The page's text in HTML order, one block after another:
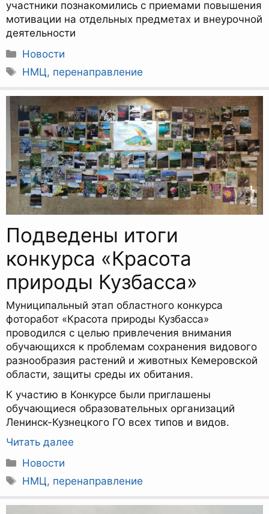
участники познакомились с приемами повышения
мотивации на отдельных предметах и внеурочной
деятельности
Рубрики
Новости
Метки
НМЦ, перенаправление
Подведены итоги
конкурса «Красота
природы Кузбасса»
Муниципальный этап областного конкурса
фоторабот «Красота природы Кузбасса»
проводился с целью привлечения внимания
обучающихся к проблемам сохранения видового
разнообразия растений и животных Кемеровской
области, защиты среды их обитания.
К участию в Конкурсе были приглашены
обучающиеся образовательных организаций
Ленинск-Кузнецкого ГО всех типов и видов.
Читать далее
Рубрики
Новости
Метки
НМЦ, перенаправление